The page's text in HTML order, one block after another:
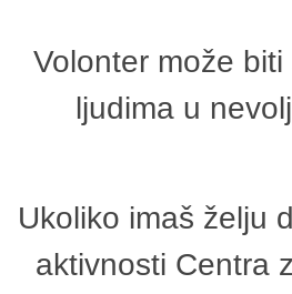
Volonter može
ljudima u
Ukoliko imaš želju
aktivnosti Centra